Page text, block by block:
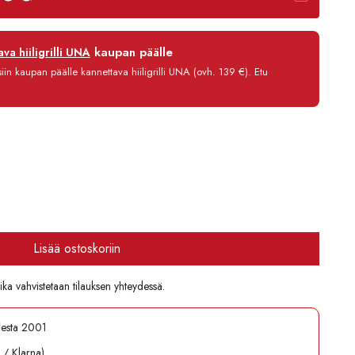
hiiligrilli UNAkaupan päälle
kaupan päälle kannettava hiiligrilli UNA (ovh. 139 €). Etu
Lisää ostoskoriin
vahvistetaan tilauksen yhteydessä.
2001